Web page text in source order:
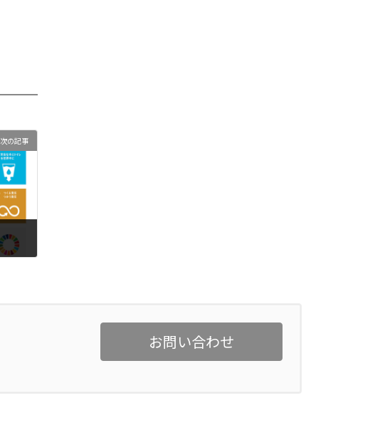
次の記事
お問い合わせ